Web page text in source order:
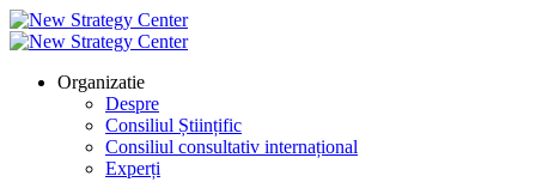
Organizatie
Despre
Consiliul Științific
Consiliul consultativ internațional
Experți